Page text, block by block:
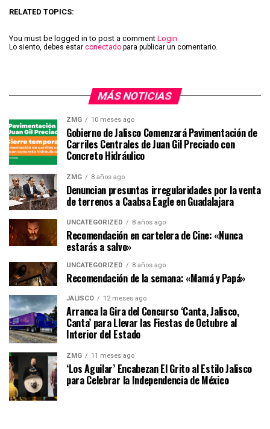
RELATED TOPICS:
You must be logged in to post a comment Login
Lo siento, debes estar conectado para publicar un comentario.
MÁS NOTICIAS
ZMG 10 meses ago
Gobierno de Jalisco Comenzará Pavimentación de
Carriles Centrales de Juan Gil Preciado con
Concreto Hidráulico
ZMG 8 años ago
Denuncian presuntas irregularidades por la venta
de terrenos a Caabsa Eagle en Guadalajara
UNCATEGORIZED 8 años ago
Recomendación en cartelera de Cine: «Nunca
estarás a salvo»
UNCATEGORIZED 8 años ago
Recomendación de la semana: «Mamá y Papá»
JALISCO 12 meses ago
Arranca la Gira del Concurso ‘Canta, Jalisco,
Canta’ para Llevar las Fiestas de Octubre al
Interior del Estado
ZMG 11 meses ago
‘Los Aguilar’ Encabezan El Grito al Estilo Jalisco
para Celebrar la Independencia de México